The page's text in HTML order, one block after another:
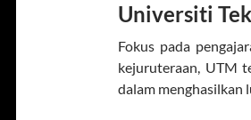
Universiti
Fokus pada
kejuruteraan, UTM
dalam menghasilkan